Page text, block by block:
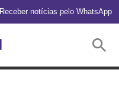
Receber notícias pelo WhatsApp